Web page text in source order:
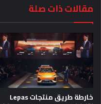
مقالات ذات صلة
خارطة طريق منتجات Lepas